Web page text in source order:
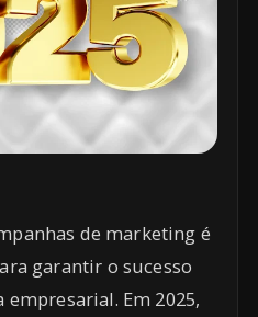
de marketing é
garantir o sucesso
Em 2025,